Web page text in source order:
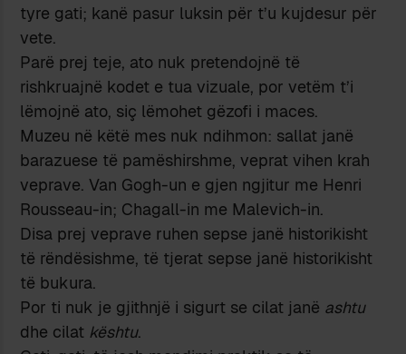
tyre gati; kanë pasur luksin për t’u kujdesur për
vete.
Parë prej teje, ato nuk pretendojnë të
rishkruajnë kodet e tua vizuale, por vetëm t’i
lëmojnë ato, siç lëmohet gëzofi i maces.
Muzeu në këtë mes nuk ndihmon: sallat janë
barazuese të pamëshirshme, veprat vihen krah
veprave. Van Gogh-un e gjen ngjitur me Henri
Rousseau-in; Chagall-in me Malevich-in.
Disa prej veprave ruhen sepse janë historikisht
të rëndësishme, të tjerat sepse janë historikisht
të bukura.
Por ti nuk je gjithnjë i sigurt se cilat janë ashtu
dhe cilat kështu.